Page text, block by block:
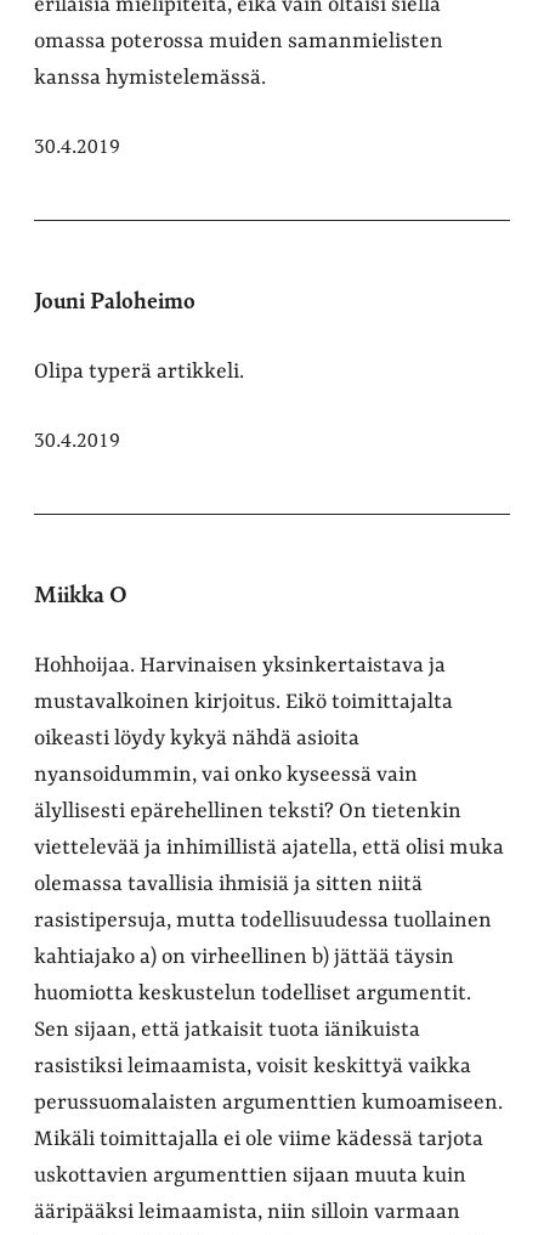
erilaisia mielipiteitä, eikä vain oltaisi siellä
omassa poterossa muiden samanmielisten
kanssa hymistelemässä.
30.4.2019
Jouni Paloheimo
Olipa typerä artikkeli.
30.4.2019
Miikka O
Hohhoijaa. Harvinaisen yksinkertaistava ja
mustavalkoinen kirjoitus. Eikö toimittajalta
oikeasti löydy kykyä nähdä asioita
nyansoidummin, vai onko kyseessä vain
älyllisesti epärehellinen teksti? On tietenkin
viettelevää ja inhimillistä ajatella, että olisi muka
olemassa tavallisia ihmisiä ja sitten niitä
rasistipersuja, mutta todellisuudessa tuollainen
kahtiajako a) on virheellinen b) jättää täysin
huomiotta keskustelun todelliset argumentit.
Sen sijaan, että jatkaisit tuota iänikuista
rasistiksi leimaamista, voisit keskittyä vaikka
perussuomalaisten argumenttien kumoamiseen.
Mikäli toimittajalla ei ole viime kädessä tarjota
uskottavien argumenttien sijaan muuta kuin
ääripääksi leimaamista, niin silloin varmaan